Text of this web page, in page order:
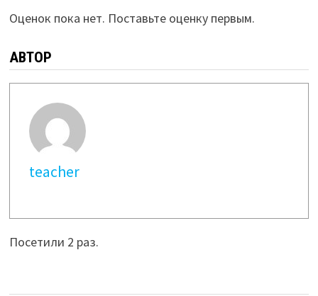
Оценок пока нет. Поставьте оценку первым.
АВТОР
teacher
Посетили 2 раз.